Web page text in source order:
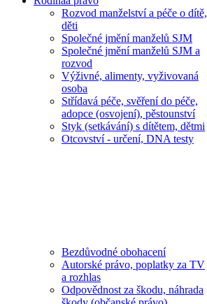
Rozvod manželství a péče o dítě,
děti
Společné jmění manželů SJM
Společné jmění manželů SJM a
rozvod
Výživné, alimenty, vyživovaná
osoba
Střídavá péče, svěření do péče,
adopce (osvojení), pěstounství
Styk (setkávání) s dítětem, dětmi
Otcovství - určení, DNA testy
Bezdůvodné obohacení
Autorské právo, poplatky za TV
a rozhlas
Odpovědnost za škodu, náhrada